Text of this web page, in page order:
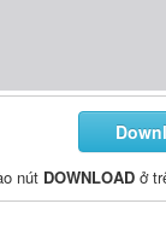
nút DOWNLOAD ở